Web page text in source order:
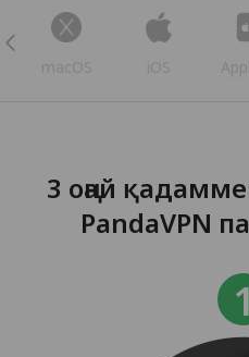
macOS iOS
3 оңай
PandaVPN